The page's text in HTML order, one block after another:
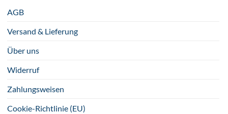
AGB
Versand & Lieferung
Über uns
Widerruf
Zahlungsweisen
Cookie-Richtlinie (EU)